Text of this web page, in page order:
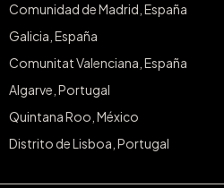
Comunidad de Madrid, España
Galicia, España
Comunitat Valenciana, España
Algarve, Portugal
Quintana Roo, México
Distrito de Lisboa, Portugal